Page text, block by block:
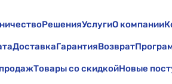
РешенияУслугиО компании
ДоставкаГарантияВозврат
Товары со скидкойНовые